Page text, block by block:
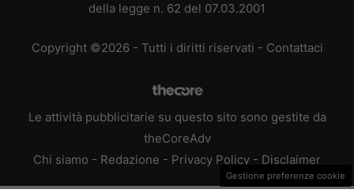
della legge n. 62 del 07.03.2001
Copyright ©2026 - Tutti i diritti riservati - Contattaci
Le attività pubblicitarie su questo sito sono gestite da
theCoreAdv
Chi siamo - Redazione - Privacy Policy - Disclaimer
Gestione preferenze cookie